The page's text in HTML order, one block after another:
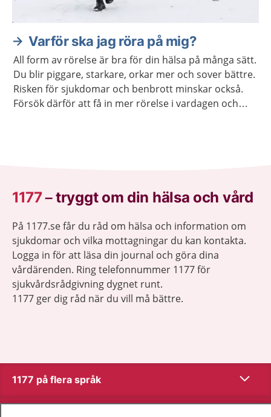
Varför ska jag röra på mig?
All form av rörelse är bra för din hälsa på många sätt.
Du blir piggare, starkare, orkar mer och sover bättre.
Risken för sjukdomar och benbrott minskar också.
Försök därför att få in mer rörelse i vardagen och
1177–tryggt om din hälsa och vård
På 1177.se får du råd om hälsa och information om
sjukdomar och vilka mottagningar du kan kontakta.
Logga in för att läsa din journal och göra dina
vårdärenden. Ring telefonnummer 1177 för
sjukvårdsrådgivning dygnet runt.
1177 ger dig råd när du vill må bättre.
1177 på flera språk Visa
Visa